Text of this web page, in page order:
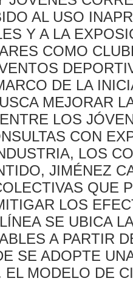
AL USO
Y A LA
COMO
DE LA
MEJORAR
LOS
CON
LOS
JIMÉNEZ
QUE
LOS
SE UBICA
A PARTIR
SE ADOPTE
EL MODELO DE